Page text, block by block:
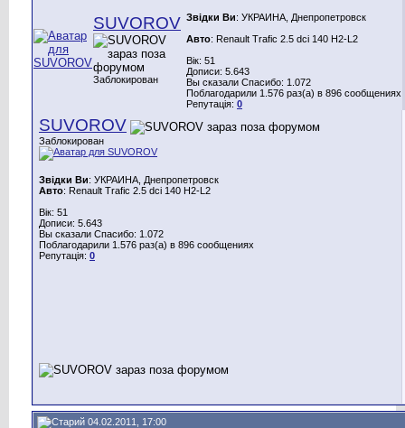
SUVOROV
Заблокирован
Звідки Ви: УКРАИНА, Днепропетровск
Авто: Renault Trafic 2.5 dci 140 H2-L2
Вік: 51
Дописи: 5.643
Вы сказали Спасибо: 1.072
Поблагодарили 1.576 раз(а) в 896 сообщениях
Репутація: 0
SUVOROV
Заблокирован
Звідки Ви: УКРАИНА, Днепропетровск
Авто: Renault Trafic 2.5 dci 140 H2-L2
Вік: 51
Дописи: 5.643
Вы сказали Спасибо: 1.072
Поблагодарили 1.576 раз(а) в 896 сообщениях
Репутація: 0
04.02.2011, 17:00